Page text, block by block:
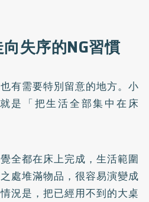
失序的NG習慣
有需要特別留意的地方。小
是「把生活全部集中在床
全都在床上完成，生活範圍
處堆滿物品，很容易演變成
況是，把已經用不到的大桌